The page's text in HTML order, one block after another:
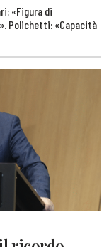
«Figura di
Polichetti: «Capacità